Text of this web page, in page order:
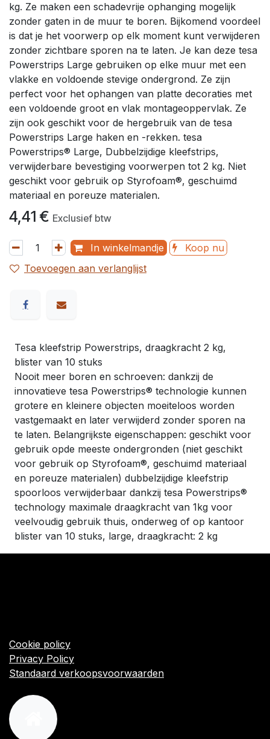
kg. Ze maken een schadevrije ophanging mogelijk
zonder gaten in de muur te boren. Bijkomend voordeel
is dat je het voorwerp op elk moment kunt verwijderen
zonder zichtbare sporen na te laten. Je kan deze tesa
Powerstrips Large gebruiken op elke muur met een
vlakke en voldoende stevige ondergrond. Ze zijn
perfect voor het ophangen van platte decoraties met
een voldoende groot en vlak montageoppervlak. Ze
zijn ook geschikt voor de hergebruik van de tesa
Powerstrips Large haken en -rekken. tesa
Powerstrips® Large, Dubbelzijdige kleefstrips,
verwijderbare bevestiging voorwerpen tot 2 kg. Niet
geschikt voor gebruik op Styrofoam®, geschuimd
materiaal en poreuze materialen.
4,41 € Exclusief btw
In winkelmandje
Koop nu
Toevoegen aan verlanglijst
Tesa kleefstrip Powerstrips, draagkracht 2 kg,
blister van 10 stuks
Nooit meer boren en schroeven: dankzij de
innovatieve tesa Powerstrips® technologie kunnen
grotere en kleinere objecten moeiteloos worden
vastgemaakt en later verwijderd zonder sporen na
te laten. Belangrijkste eigenschappen: geschikt voor
gebruik opde meeste ondergronden (niet geschikt
voor gebruik op Styrofoam®, geschuimd materiaal
en poreuze materialen) dubbelzijdige kleefstrip
spoorloos verwijderbaar dankzij tesa Powerstrips®
technology maximale draagkracht van 1kg voor
veelvoudig gebruik thuis, onderweg of op kantoor
blister van 10 stuks, large, draagkracht: 2 kg
Cookie policy
Privacy Policy
Standaard verkoopsvoorwaarden